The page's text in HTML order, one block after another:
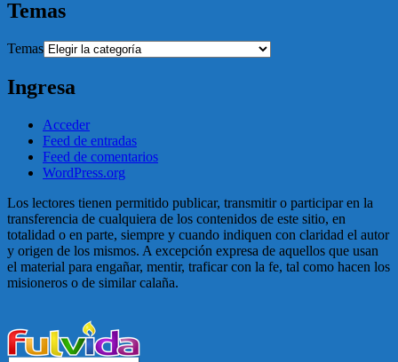
Temas
Temas
Ingresa
Acceder
Feed de entradas
Feed de comentarios
WordPress.org
Los lectores tienen permitido publicar, transmitir o participar en la
transferencia de cualquiera de los contenidos de este sitio, en
totalidad o en parte, siempre y cuando indiquen con claridad el autor
y origen de los mismos. A excepción expresa de aquellos que usan
el material para engañar, mentir, traficar con la fe, tal como hacen los
misioneros o de similar calaña.